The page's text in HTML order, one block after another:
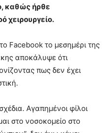
καθώς ήρθε
χειρουργείο.
Facebook το μεσημέρι της
αποκάλυψε ότι
πως δεν έχει
Αγαπημένοι φίλοι
στο νοσοκομείο στο